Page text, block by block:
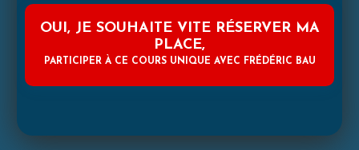
OUI, JE SOUHAITE VITE RÉSERVER MA
PLACE,
PARTICIPER À CE COURS UNIQUE AVEC FRÉDÉRIC BAU